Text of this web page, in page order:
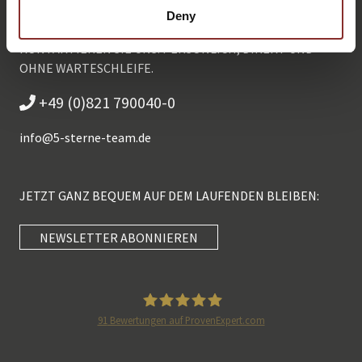
Deny
KONTAKTIEREN SIE UNS: PERSÖNLICH, DIREKT UND
OHNE WARTESCHLEIFE.
+49 (0)821 790040-0
info@5-sterne-team.de
JETZT GANZ BEQUEM AUF DEM LAUFENDEN BLEIBEN:
NEWSLETTER ABONNIEREN
91 Bewertungen auf ProvenExpert.com
SEHR GUT